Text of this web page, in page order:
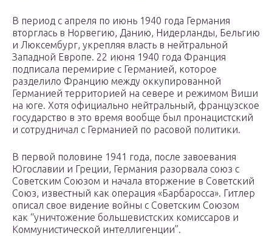
В период с апреля по июнь 1940 года Германия
вторглась в Норвегию, Данию, Нидерланды, Бельгию
и Люксембург, укрепляя власть в нейтральной
Западной Европе. 22 июня 1940 года Франция
подписала перемирие с Германией, которое
разделило Францию между оккупированной
Германией территорией на севере и режимом Виши
на юге. Хотя официально нейтральный, французское
государство в это время вообще был пронацистский
и сотрудничал с Германией по расовой политики.
В первой половине 1941 года, после завоевания
Югославии и Греции, Германия разорвала союз с
Советским Союзом и начала вторжение в Советский
Союз, известный как операция «Барбаросса». Гитлер
описал свое видение войны с Советским Союзом
как “уничтожение большевистских комиссаров и
Коммунистической интеллигенции”.